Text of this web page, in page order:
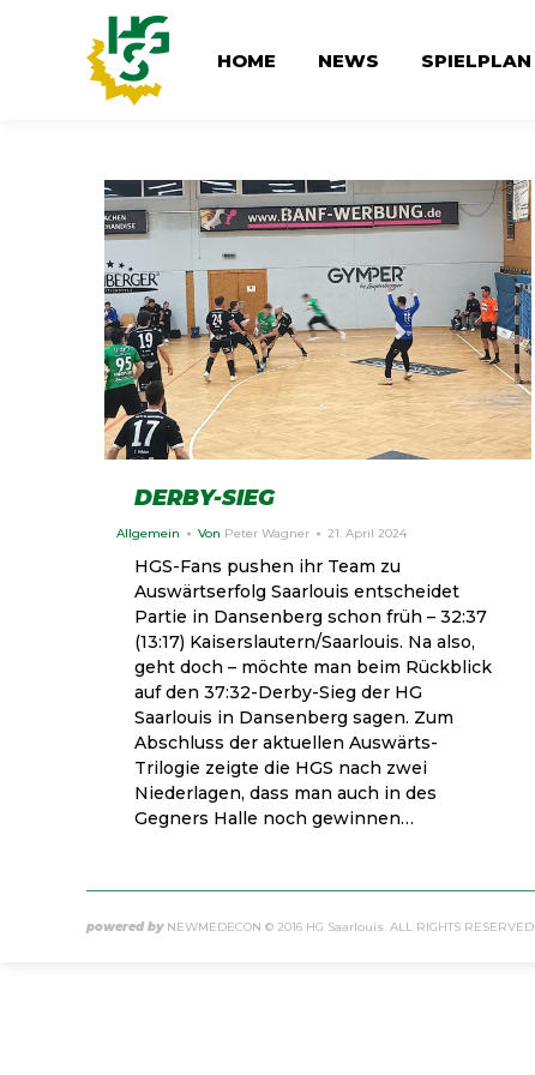
HOME NEWS SPIELPLAN
DERBY-SIEG
Allgemein Von Peter Wagner 21. April 2024
HGS-Fans pushen ihr Team zu
Auswärtserfolg Saarlouis entscheidet
Partie in Dansenberg schon früh – 32:37
(13:17) Kaiserslautern/Saarlouis. Na also,
geht doch – möchte man beim Rückblick
auf den 37:32-Derby-Sieg der HG
Saarlouis in Dansenberg sagen. Zum
Abschluss der aktuellen Auswärts-
Trilogie zeigte die HGS nach zwei
Niederlagen, dass man auch in des
Gegners Halle noch gewinnen…
powered by NEWMEDECON © 2016 HG Saarlouis. ALL RIGHTS RESERVED